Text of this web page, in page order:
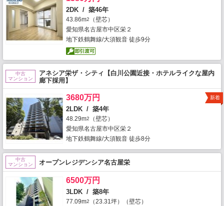
2DK / 築46年
43.86m2
（壁芯）
愛知県名古屋市中区栄２
地下鉄鶴舞線/大須観音 徒歩9分
中古
マンション
アネシア栄ザ・シティ【白川公園近接・ホテルライクな屋内
廊下採用】
3680万円
2LDK / 築4年
48.29m2
（壁芯）
愛知県名古屋市中区栄２
地下鉄鶴舞線/大須観音 徒歩8分
新着
中古
マンション
オープンレジデンシア名古屋栄
6500万円
3LDK / 築8年
77.09m2
（23.31坪）（壁芯）